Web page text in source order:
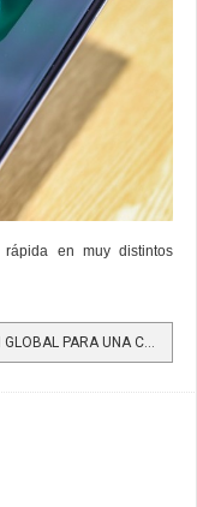
en muy distintos
LEER MÁS…OPPO ANUNCIA UNA ASOCIACIÓN GLOBAL PARA UNA CARGA RÁPIDA EN CUALQUIER LUGAR